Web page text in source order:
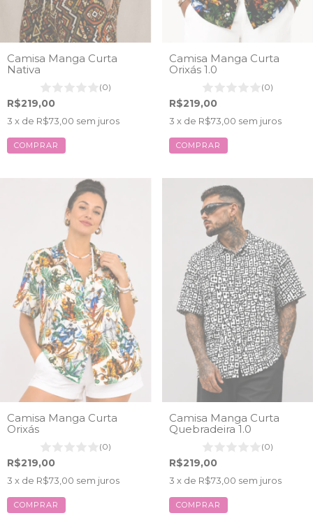
Camisa Manga Curta
Nativa
(0)
R$219,00
3 x de R$73,00 sem juros
COMPRAR
Camisa Manga Curta
Orixás 1.0
(0)
R$219,00
3 x de R$73,00 sem juros
COMPRAR
Camisa Manga Curta
Orixás
(0)
R$219,00
3 x de R$73,00 sem juros
COMPRAR
Camisa Manga Curta
Quebradeira 1.0
(0)
R$219,00
3 x de R$73,00 sem juros
COMPRAR